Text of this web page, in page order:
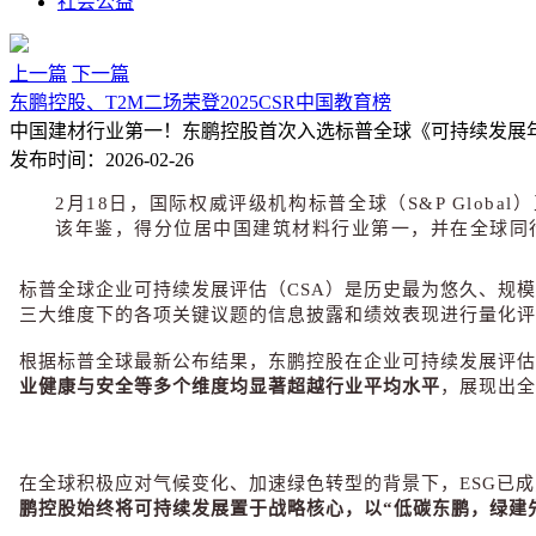
上一篇 下一篇
东鹏控股、T2M二场荣登2025CSR中国教育榜
中国建材行业第一！东鹏控股首次入选标普全球《可持续发展
发布时间： 2026-02-26
2月18日，国际权威评级机构标普全球（S&P Global
该年鉴，得分位居中国建筑材料行业第一，并在全球同
标普全球企业可持续发展评估（CSA）是历史最为悠久、规
三大维度下的各项关键议题的信息披露和绩效表现进行量化
根据标普全球最新公布结果，东鹏控股在企业可持续发展评
业健康与安全等多个维度均显著超越行业平均水平，展现出
在全球积极应对气候变化、加速绿色转型的背景下， ESG已
鹏控股始终将可持续发展置于战略核心，以“低碳东鹏，绿建